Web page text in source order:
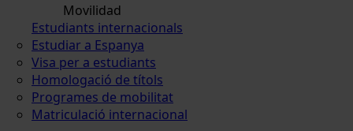
Movilidad
Estudiants internacionals
Estudiar a Espanya
Visa per a estudiants
Homologació de títols
Programes de mobilitat
Matriculació internacional